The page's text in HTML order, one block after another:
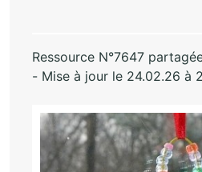
Ressource N°7647
- Mise à jour le 24.02.26 à